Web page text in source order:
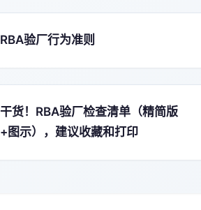
RBA验厂行为准则
干货！RBA验厂检查清单（精简版
+图示），建议收藏和打印